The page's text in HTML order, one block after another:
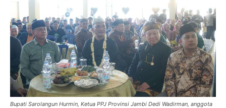
Bupati Sarolangun Hurmin, Ketua PPJ Provinsi Jambi Dedi Wadirman, anggota